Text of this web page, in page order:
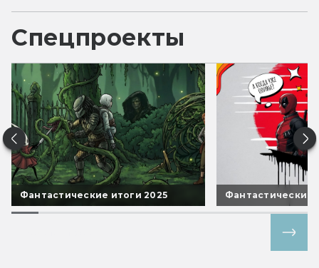
Спецпроекты
Фантастические итоги 2025 Фантастические